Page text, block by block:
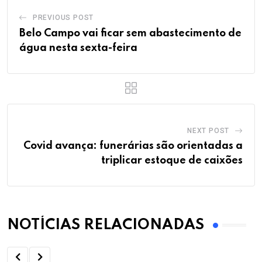
PREVIOUS POST
Belo Campo vai ficar sem abastecimento de
água nesta sexta-feira
NEXT POST
Covid avança: funerárias são orientadas a
triplicar estoque de caixões
NOTÍCIAS RELACIONADAS